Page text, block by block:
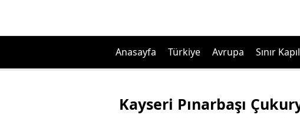
Anasayfa Türkiye Avrupa Sınır
Kayseri Pınarbaşı